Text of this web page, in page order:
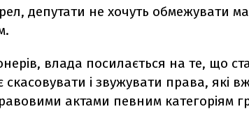
депутати не хочуть обмежувати
влада посилається на те, що
скасовувати і звужувати права, які
актами певним категоріям